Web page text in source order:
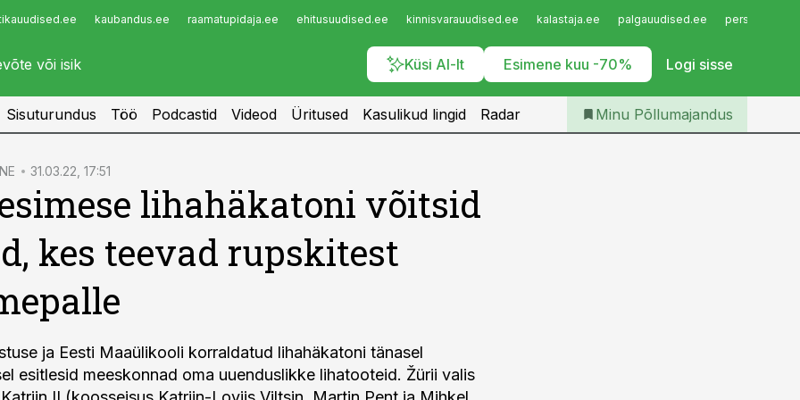
kaubandus.ee raamatupidaja.ee ehitusuudised.ee kinnisvarauudised.ee kalastaja.ee palgauudised.ee
Küsi AI-lt Esimene kuu -70% Logi sisse
Infopank
Iseteenindus
Telli Põllumajandus
Sisuturundus Töö Podcastid Videod Üritused Kasulikud lingid Radar Minu Põllumajandus
31.03.22, 17:51
lihahäkatoni võitsid
kes teevad rupskitest
ja Eesti Maaülikooli korraldatud lihahäkatoni tänasel
esitlesid meeskonnad oma uuenduslikke lihatooteid. Žürii valis